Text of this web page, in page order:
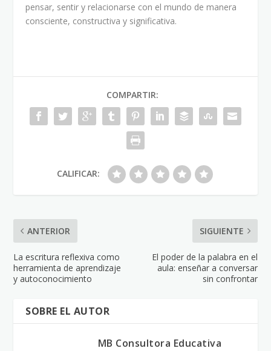
pensar, sentir y relacionarse con el mundo de manera
consciente, constructiva y significativa.
COMPARTIR:
CALIFICAR:
ANTERIOR
La escritura reflexiva como
herramienta de aprendizaje
y autoconocimiento
SIGUIENTE
El poder de la palabra en el
aula: enseñar a conversar
sin confrontar
SOBRE EL AUTOR
MB Consultora Educativa